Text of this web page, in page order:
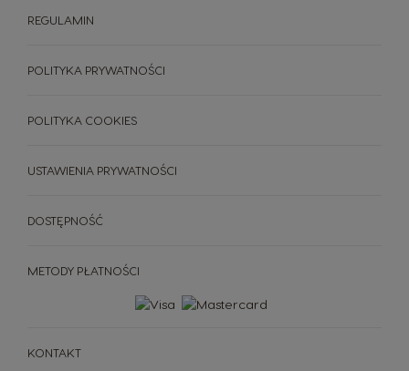
METODY PŁATNOŚCI
KONTAKT
REGULAMIN
POLITYKA PRYWATNOŚCI
POLITYKA COOKIES
USTAWIENIA PRYWATNOŚCI
DOSTĘPNOŚĆ